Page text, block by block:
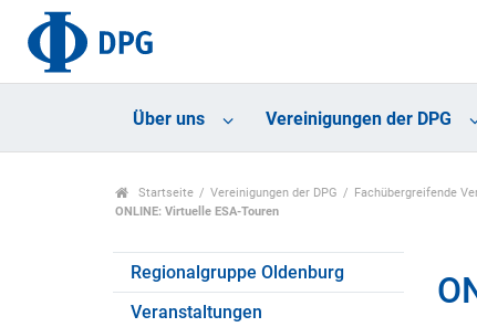
Über uns Vereinigungen der DPG
Startseite Vereinigungen der DPG Fachübergreifende
ONLINE: Virtuelle ESA-Touren
Regionalgruppe Oldenburg
Veranstaltungen